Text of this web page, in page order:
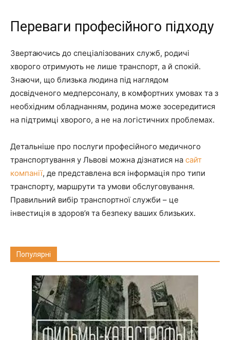
Переваги професійного підходу
Звертаючись до спеціалізованих служб, родичі
хворого отримують не лише транспорт, а й спокій.
Знаючи, що близька людина під наглядом
досвідченого медперсоналу, в комфортних умовах та з
необхідним обладнанням, родина може зосередитися
на підтримці хворого, а не на логістичних проблемах.
Детальніше про послуги професійного медичного
транспортування у Львові можна дізнатися на сайт
компанії, де представлена вся інформація про типи
транспорту, маршрути та умови обслуговування.
Правильний вибір транспортної служби – це
інвестиція в здоров’я та безпеку ваших близьких.
Популярні